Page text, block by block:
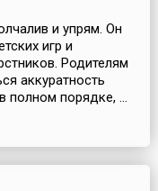
и упрям. Он
игр и
Родителям
аккуратность
полном порядке, ...